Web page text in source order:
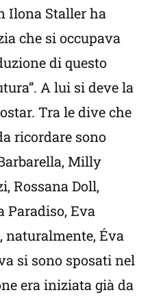
Ilona Staller ha
che si occupava
di questo
A lui si deve la
Tra le dive che
ricordare sono
Milly
Rossana Doll,
Paradiso, Eva
naturalmente, Éva
si sono sposati nel
era iniziata già da